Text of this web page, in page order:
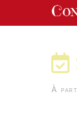
À
Panneau de